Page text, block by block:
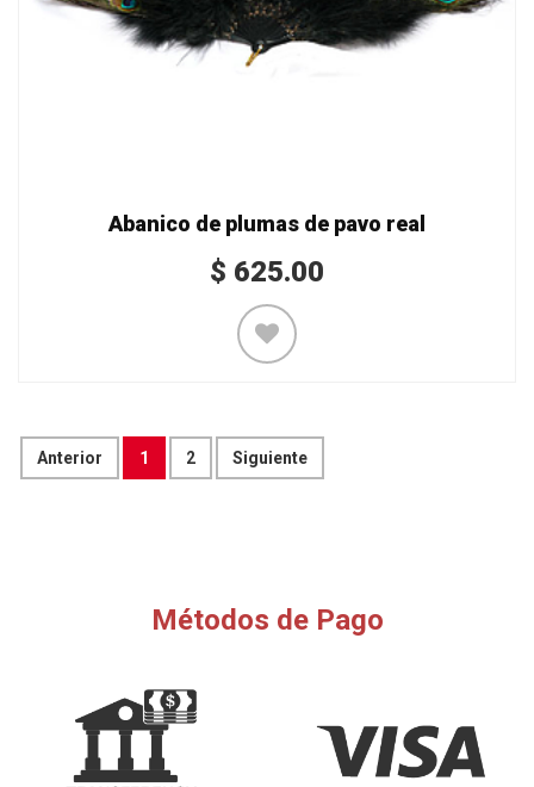
Abanico de plumas de pavo real
$ 625.00
Anterior 1 2 Siguiente
Métodos de Pago